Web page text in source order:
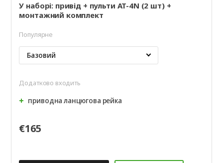
У наборі: привід + пульти AT-4N (2 шт) +
монтажний комплект
Популярне
Базовий
Додатково входить
приводна ланцюгова рейка
€165